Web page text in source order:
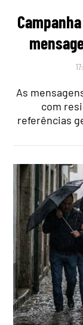
As
com
referências